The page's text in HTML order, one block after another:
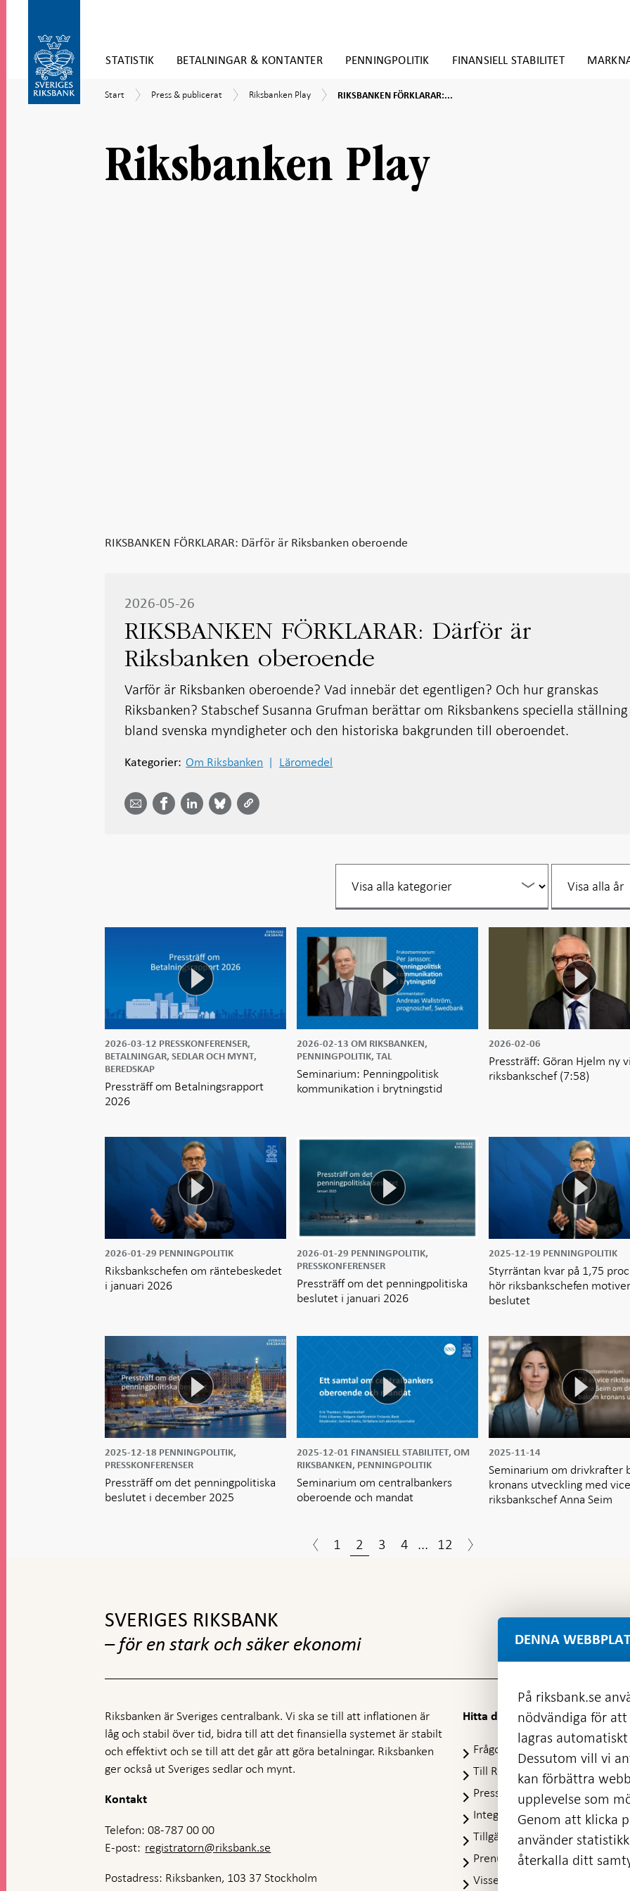
direkt
innehåll
STATISTIK BETALNINGAR & KONTANTER PENNINGPOLITIK FINANSIELL STABILITET
till
Start
Start
Press
Press & publicerat
Riksbanken
Riksbanken Play
RIKSBANKEN
oberoende
RIKSBANKEN FÖRKLARAR:...
Riksbanken Play
RIKSBANKEN FÖRKLARAR: Därför är Riksbanken oberoende
2026-05-26
RIKSBANKEN FÖRKLARAR: Därför är
Riksbanken oberoende
Varför är Riksbanken oberoende? Vad innebär det egentligen? Och hur granskas
Riksbanken? Stabschef Susanna Grufman berättar om Riksbankens speciella ställning
bland svenska myndigheter och den historiska bakgrunden till oberoendet.
Kategorier: Om Riksbanken Läromedel
email -
Dela på
FacebookLinkedIn
-
på
Bluesky
på
Twitter
per
år
per
år
2026-03-12 PRESSKONFERENSER,
BETALNINGAR, SEDLAR OCH MYNT,
BEREDSKAP
Pressträff om Betalningsrapport
2026
2026-02-13OM RIKSBANKEN,
PENNINGPOLITIK, TAL
Seminarium: Penningpolitisk
kommunikation i brytningstid
2026-02-06
Pressträff: Göran Hjelm ny
riksbankschef (7:58)
2026-01-29 PENNINGPOLITIK
Riksbankschefen om räntebeskedet
i januari 2026
2026-01-29 PENNINGPOLITIK,
PRESSKONFERENSER
Pressträff om det penningpolitiska
beslutet i januari 2026
2025-12-19 PENNINGPOLITIK
Styrräntan kvar på 1,75
hör riksbankschefen
beslutet
2025-12-18 PENNINGPOLITIK,
PRESSKONFERENSER
Pressträff om det penningpolitiska
beslutet i december 2025
2025-12-01 FINANSIELL STABILITET, OM
RIKSBANKEN, PENNINGPOLITIK
Seminarium om centralbankers
oberoende och mandat
2025-11-14
Seminarium om drivkrafter
kronans utveckling med
riksbankschef Anna Seim
1 2 3 4 ... 12
SVERIGES RIKSBANK
– för en stark och säker ekonomi
Riksbanken är Sveriges centralbank. Vi ska se till att inflationen är
låg och stabil över tid, bidra till att det finansiella systemet är stabilt
och effektivt och se till att det går att göra betalningar. Riksbanken
ger också ut Sveriges sedlar och mynt.
Kontakt
Telefon: 08-787 00 00
E-post: registratorn@riksbank.se
Postadress: Riksbanken, 103 37 Stockholm
Hitta direkt
Frågor och svar
Öppnas
i
ny
flik
Till Riksbankens webbarkiv
ny
flik
Presskontakt
Integritetspolicy
Tillgänglighetsredogörelse
Prenumerera på utskick
Visselblåsning
DENNA
På riksbank.se
nödvändiga för
lagras
Dessutom vill vi
kan förbättra
upplevelse som
Genom att klicka
använder
återkalla ditt